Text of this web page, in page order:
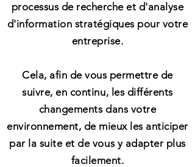
processus de recherche et d'analyse
d'information stratégiques pour votre
entreprise.
Cela, afin de vous permettre de
suivre, en continu, les différents
changements dans votre
environnement, de mieux les anticiper
par la suite et de vous y adapter plus
facilement.